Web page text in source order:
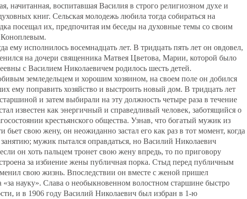
начитанная, воспитавшая Василия в строго религиозном духе и
книг. Сельская молодежь любила тогда собираться на
посещал их, предпочитая им беседы на духовные темы со своим
ему исполнилось восемнадцать лет. В тридцать пять лет он овдовел,
на дочери священника Матвея Цветова, Марии, которой было
с Василием Николаевичем родилось шесть детей.
земледельцем и хорошим хозяином, на своем поле он добился
ему поправить хозяйство и выстроить новый дом. В тридцать лет
и затем выбирали на эту должность четыре раза в течение
известен как энергичный и справедливый человек, заботящийся о
крестьянского общества. Узнав, что богатый мужик из
бьет свою жену, он неожиданно застал его как раз в тот момент, когда
занятию; мужик пытался оправдаться, но Василий Николаевич
он хоть пальцем тронет свою жену впредь, то по приговору
за избиение жены публичная порка. Стыд перед публичным
свою жизнь. Впоследствии он вместе с женой пришел
«за науку». Слава о необыкновенном волостном старшине быстро
и в 1906 году Василий Николаевич был избран в 1-ю